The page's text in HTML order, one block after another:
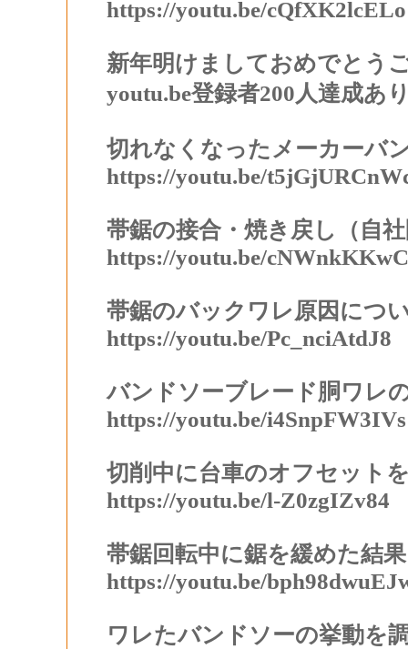
https://youtu.be/cQfXK2lcELo
新年明けましておめでとう
youtu.be登録者200人達成あ
切れなくなったメーカーバ
https://youtu.be/
帯鋸の接合・焼き戻し（自
https://youtu.be/
帯鋸のバックワレ原因につ
https://youtu.be/Pc_nciAtdJ8
バンドソーブレード胴ワレ
https://youtu.be/i4SnpFW3IVs
切削中に台車のオフセット
https://youtu.be/l-Z0zgIZv84
帯鋸回転中に鋸を緩めた結果
https://youtu.be/
ワレたバンドソーの挙動を